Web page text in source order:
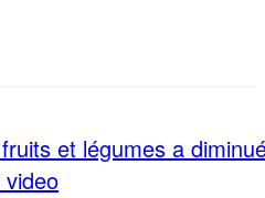
et légumes a